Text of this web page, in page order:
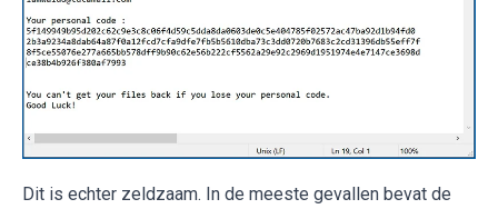
Dit is echter zeldzaam. In de meeste gevallen bevat de